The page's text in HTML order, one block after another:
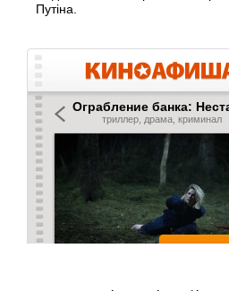
Путіна.